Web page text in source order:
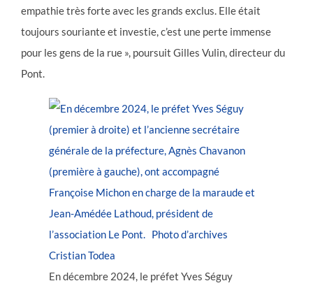
empathie très forte avec les grands exclus. Elle était
toujours souriante et investie, c’est une perte immense
pour les gens de la rue », poursuit Gilles Vulin, directeur du
Pont.
En décembre 2024, le préfet Yves Séguy